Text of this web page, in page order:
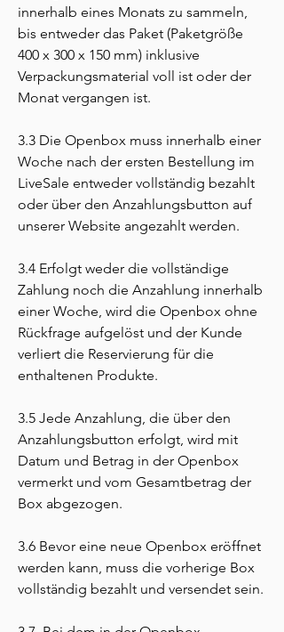
innerhalb eines Monats zu sammeln,
bis entweder das Paket (Paketgröße
400 x 300 x 150 mm) inklusive
Verpackungsmaterial voll ist oder der
Monat vergangen ist.
3.3 Die Openbox muss innerhalb einer
Woche nach der ersten Bestellung im
LiveSale entweder vollständig bezahlt
oder über den Anzahlungsbutton auf
unserer Website angezahlt werden.
3.4 Erfolgt weder die vollständige
Zahlung noch die Anzahlung innerhalb
einer Woche, wird die Openbox ohne
Rückfrage aufgelöst und der Kunde
verliert die Reservierung für die
enthaltenen Produkte.
3.5 Jede Anzahlung, die über den
Anzahlungsbutton erfolgt, wird mit
Datum und Betrag in der Openbox
vermerkt und vom Gesamtbetrag der
Box abgezogen.
3.6 Bevor eine neue Openbox eröffnet
werden kann, muss die vorherige Box
vollständig bezahlt und versendet sein.